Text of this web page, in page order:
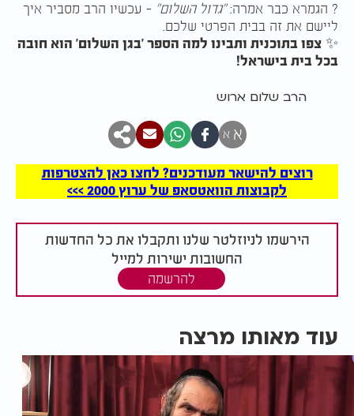
?️ הגמרא כבר אמרה:"גדול השלום" – עכשיו הרב מסביר איך
ליישם את זה בבית הפרטי שלכם.
✨ צפו בתוכנית ותבינו למה הספר 'בגן השלום' הוא חובה
בכל בית בישראל!
הרב שלום ארוש
א א
רוצים להישאר מעודכנים? לחצו כאן להצטרפות
לקבוצות הוואטסאפ של ערוץ 2000 >>>
הירשמו לניוזלטר שלנו ותקבלו את כל החדשות
החשובות ישירות למייל
להרשמה
עוד מאותו מרצה